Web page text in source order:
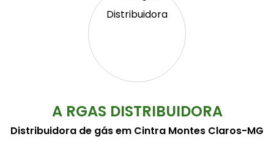
A RGAS DISTRIBUIDORA
Distribuidora de gás em Cintra Montes Claros-MG